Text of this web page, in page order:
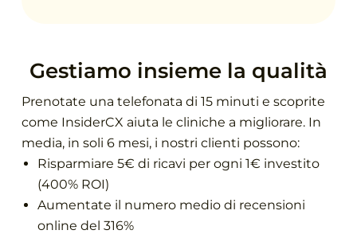
Gestiamo insieme la qualità
Prenotate una telefonata di 15 minuti e scoprite
come InsiderCX aiuta le cliniche a migliorare. In
media, in soli 6 mesi, i nostri clienti possono:
Risparmiare 5€ di ricavi per ogni 1€ investito
(400% ROI)
Aumentate il numero medio di recensioni
online del 316%